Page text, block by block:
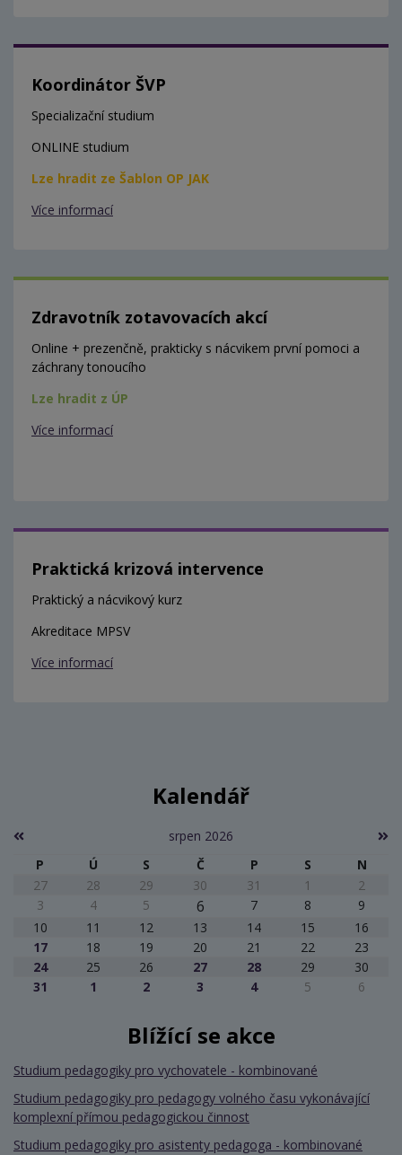
Koordinátor ŠVP
Specializační studium
ONLINE studium
Lze hradit ze Šablon OP JAK
Více informací
Zdravotník zotavovacích akcí
Online + prezenčně, prakticky s nácvikem první pomoci a
záchrany tonoucího
Lze hradit z ÚP
Více informací
Praktická krizová intervence
Praktický a nácvikový kurz
Akreditace MPSV
Více informací
Kalendář
srpen 2026
P
Ú S Č P S
N
27
28 29 30 31 1
2
3
4 5 6 7 8
9
10
11 12 13 14 15
16
17
18 19 20 21 22
23
24
25 26 27 28 29
30
31
1 2 3 4 5 6
Blížící se akce
Studium pedagogiky pro vychovatele - kombinované
Studium pedagogiky pro pedagogy volného času vykonávající
komplexní přímou pedagogickou činnost
Studium pedagogiky pro asistenty pedagoga - kombinované